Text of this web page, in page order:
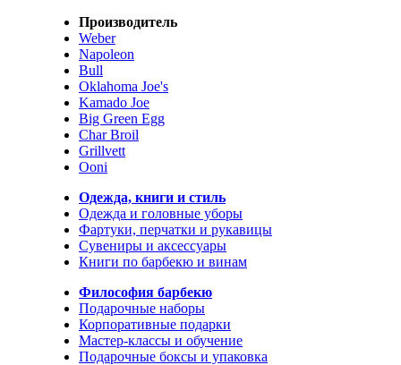
Производитель
Weber
Napoleon
Bull
Oklahoma Joe's
Kamado Joe
Big Green Egg
Char Broil
Grillvett
Ooni
Одежда, книги и стиль
Одежда и головные уборы
Фартуки, перчатки и рукавицы
Сувениры и аксессуары
Книги по барбекю и винам
Философия барбекю
Подарочные наборы
Корпоративные подарки
Мастер-классы и обучение
Подарочные боксы и упаковка